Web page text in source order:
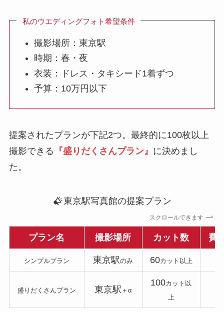
私のウエディングフォト希望条件
撮影場所：東京駅
時期：春・夜
衣装：ドレス・タキシード1着ずつ
予算：10万円以下
提案されたプランが下記2つ。最終的に100枚以上
撮影できる 『盛りだくさんプラン』 に決めまし
た。
東京駅写真館の提案プラン
スクロールできます
プラン名 撮影場所 カット数 費
シンプルプラン 東京駅のみ 60カット以上
盛りだくさんプラン 東京駅 ＋α
100カット以
上